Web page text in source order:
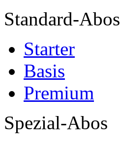
Standard-Abos
Starter
Basis
Premium
Spezial-Abos